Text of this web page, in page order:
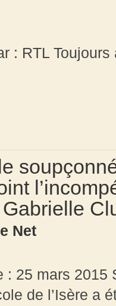
: RTL
Net
: 25 mars 2015
de l’Isère a